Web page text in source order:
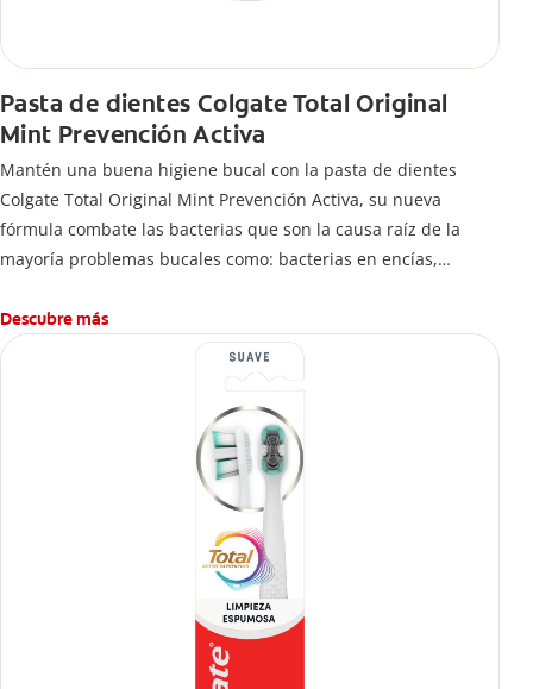
Pasta de dientes Colgate Total Original
Mint Prevención Activa
Mantén una buena higiene bucal con la pasta de dientes
Colgate Total Original Mint Prevención Activa, su nueva
fórmula combate las bacterias que son la causa raíz de la
mayoría problemas bucales como: bacterias en encías,
caries.
Descubre más